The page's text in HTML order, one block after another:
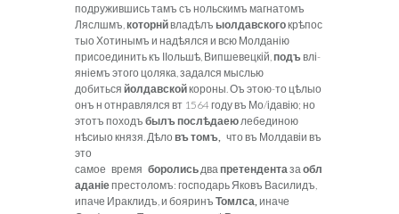
подружившись тамъ съ нольскимъ магнатомъ
Ляслшмъ, которнйвладѣлъ ыолдавскогокрѣпос
тыо Хотинымъ и надѣялся и всю Молданію
присоединить къ ІІольшѣ, Випшевецкій, подъвлі-
яніемъ этого цоляка, задался мыслью
добиться йолдавскойкороны. Оъ этою-то цѣлыо
онъ н отнравлялся вт 1564 году въ Мо/ідавію; но
этотъ походъ былъ послѣдаею лебединою
нѣсиыо князя. Дѣло въ томъ, что въ Молдавіи въ
это
самое время боролись два претендента за обл
аданіепрестоломъ: господарь Яковъ Василидъ,
ипаче Ираклидъ, и бояринъ Томлса, иначе